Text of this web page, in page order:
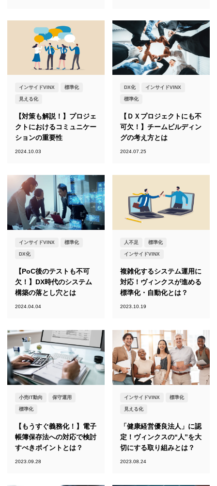
インサイドVINX 標準化
見える化
【対策も解説！】プロジェ
クトにおけるコミュニケー
ションの重要性
2024.10.03
DX化 インサイドVINX
標準化
【ＤＸプロジェクトにも不
可欠！】チームビルディン
グの考え方とは
2024.07.25
インサイドVINX 標準化
DX化
【PoC後のテストも不可
欠！】DX時代のシステム
構築の落とし穴とは
2024.04.04
人不足 標準化
インサイドVINX
複雑化するシステム運用に
対応！ヴィンクスが進める
標準化・自動化とは？
2023.10.19
小売IT動向 保守運用
標準化
【もうすぐ義務化！】電子
帳簿保存法への対応で検討
すべきポイントとは？
2023.09.28
インサイドVINX 標準化
見える化
「健康経営優良法人」に認
定！ヴィンクスの“人”を大
切にする取り組みとは？
2023.08.24